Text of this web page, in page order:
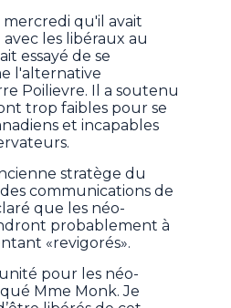
mercredi qu'il avait
les libéraux au
essayé de se
l'alternative
Poilievre. Il a soutenu
trop faibles pour se
et incapables
stratège du
communications de
que les néo-
probablement à
«revigorés».
pour les néo-
Mme Monk. Je